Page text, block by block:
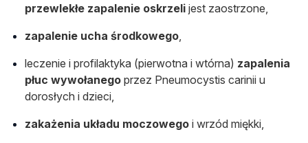
przewlekłe zapalenie oskrzeli jest zaostrzone,
zapalenie ucha środkowego
leczenie i profilaktyka (pierwotna i wtórna) zapalenia
płuc wywołanego przez Pneumocystis carinii u
dorosłych i dzieci,
zakażenia układu moczowego i wrzód miękki,